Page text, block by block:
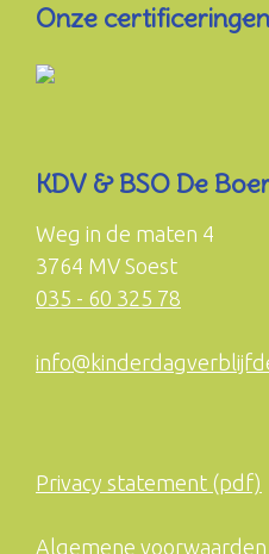
Onze certificeringen
KDV & BSO De
Weg in de maten 4
3764 MV Soest
035 - 60 325 78
Privacy statement (pdf)
Algemene